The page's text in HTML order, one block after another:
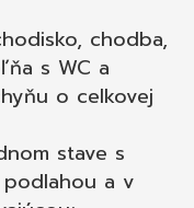
chodba,
s WC a
o celkovej
stave s
a v